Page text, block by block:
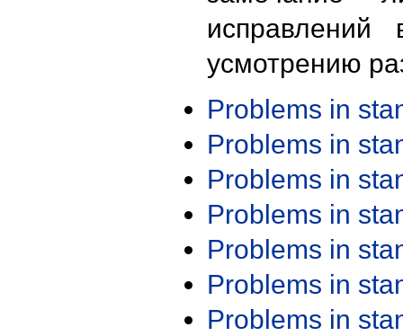
исправлений
усмотрению
Problems in
Problems in
Problems in
Problems in
Problems in
Problems in
Problems in